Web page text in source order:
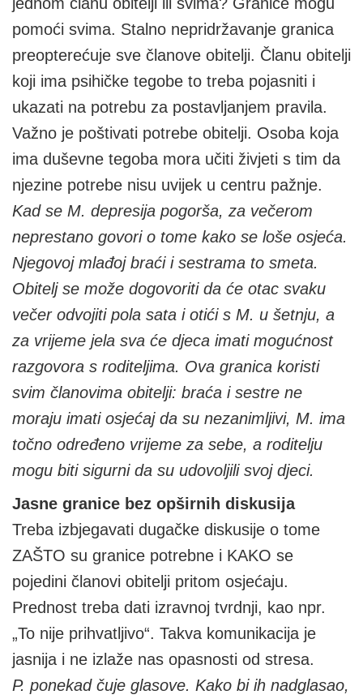
pomoći svima. Stalno nepridržavanje granica
preopterećuje sve članove obitelji. Članu obitelji
koji ima psihičke tegobe to treba pojasniti i
ukazati na potrebu za postavljanjem pravila.
Važno je poštivati potrebe obitelji. Osoba koja
ima duševne tegoba mora učiti živjeti s tim da
njezine potrebe nisu uvijek u centru pažnje.
Kad se M. depresija pogorša, za večerom
neprestano govori o tome kako se loše osjeća.
Njegovoj mlađoj braći i sestrama to smeta.
Obitelj se može dogovoriti da će otac svaku
večer odvojiti pola sata i otići s M. u šetnju, a
za vrijeme jela sva će djeca imati mogućnost
razgovora s roditeljima. Ova granica koristi
svim članovima obitelji: braća i sestre ne
moraju imati osjećaj da su nezanimljivi, M. ima
točno određeno vrijeme za sebe, a roditelju
mogu biti sigurni da su udovoljili svoj djeci.
Jasne granice bez opširnih diskusija
Treba izbjegavati dugačke diskusije o tome
ZAŠTO su granice potrebne i KAKO se
pojedini članovi obitelji pritom osjećaju.
Prednost treba dati izravnoj tvrdnji, kao npr.
„To nije prihvatljivo“. Takva komunikacija je
jasnija i ne izlaže nas opasnosti od stresa.
P. ponekad čuje glasove. Kako bi ih nadglasao,